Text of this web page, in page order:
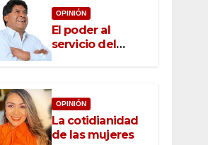
OPINIÓN
El poder al
servicio del
pueblo: la nueva
México
OPINIÓN
La cotidianidad
de las mujeres